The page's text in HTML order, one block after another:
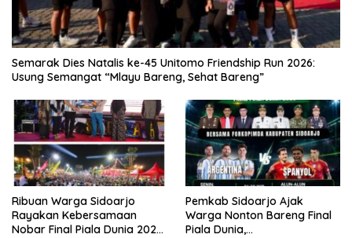
Semarak Dies Natalis ke-45 Unitomo Friendship Run 2026:
Usung Semangat “Mlayu Bareng, Sehat Bareng”
Ribuan Warga Sidoarjo
Rayakan Kebersamaan
Nobar Final Piala Dunia 2026
Pemkab Sidoarjo Ajak
Warga Nonton Bareng Final
Piala Dunia,